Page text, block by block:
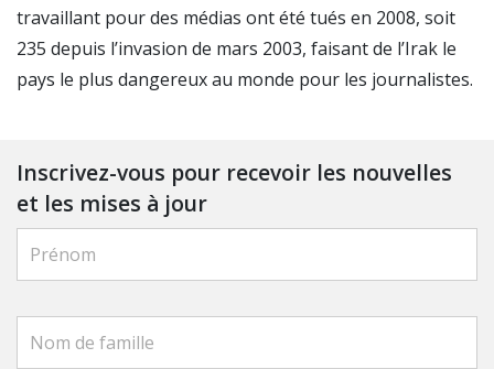
travaillant pour des médias ont été tués en 2008, soit
235 depuis l’invasion de mars 2003, faisant de l’Irak le
pays le plus dangereux au monde pour les journalistes.
Inscrivez-vous pour recevoir les nouvelles
et les mises à jour